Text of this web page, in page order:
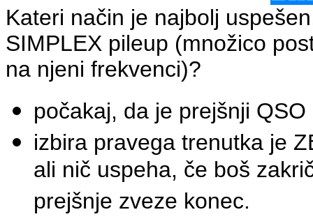
Kateri način je najbolj
SIMPLEX pileup (množico
na njeni frekvenci)?
počakaj, da je prejšnji
izbira pravega trenutka je
ali nič uspeha, če boš
prejšnje zveze konec.